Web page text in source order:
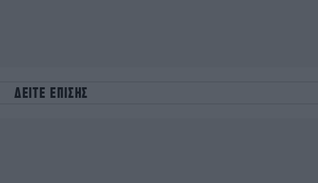
ΔΕΙΤΕ ΕΠΙΣΗΣ